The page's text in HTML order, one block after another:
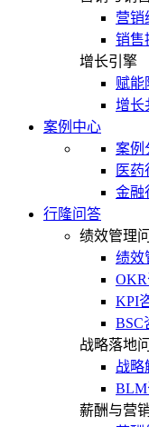
营销
销售
增长引擎
赋能
增长
案例中心
案例
医药
金融
行隆问答
绩效管理
绩效
KPI
BSC
战略落地
战略
BLM
薪酬与营